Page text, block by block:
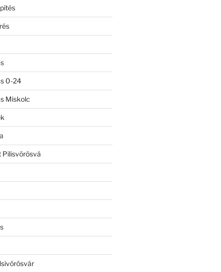
0-24
Miskolc
Pilisvörösvá